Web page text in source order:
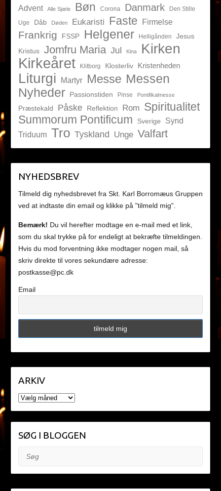
Advent Alle Sjæle Bøn Corona Danmark
Den Stille
Uge
Dåb Døden Eukaristi Faste Firmelse
Frankrig FSSP Helgener Helligånden
Jesus
Kristus Jomfru Maria Jul Kina Kirken
Kirkeåret Klitborg Klosterliv Kristenheden
Liturgi Martyr Messe Messen
Nyheder
Passionstiden Pinse Pontifikalmesse
Præstekald Påske Reflektion Rom Spiritualitet
Summorum Pontificum Sverige
Synd
Triduum Tro Tyskland Unge Valfart
NYHEDSBREV
Tilmeld dig nyhedsbrevet fra Skt. Karl Borromæus Gruppen
ved at indtaste din email og klikke på "tilmeld mig".
Bemærk! Du vil herefter modtage en e-mail med et link,
som du skal trykke på for endeligt at bekræfte tilmeldingen.
Hvis du mod forventning ikke modtager nogen mail, så
skriv direkte til vores sekundære adresse:
postkasse@pc.dk
Email
ARKIV
ARKIV
SØG I BLOGGEN
Søg